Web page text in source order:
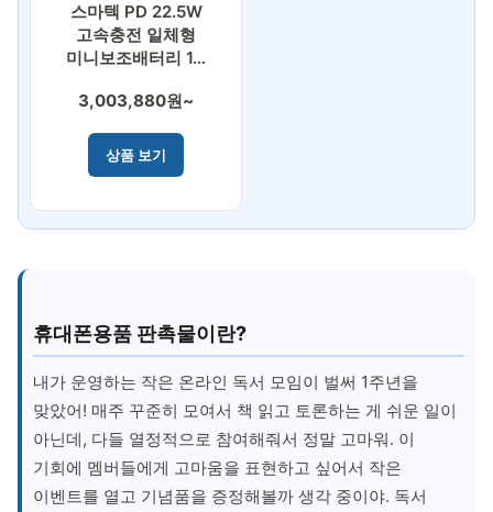
스마텍 PD 22.5W
고속충전 일체형
미니보조배터리 1…
3,003,880원~
상품 보기
휴대폰용품 판촉물이란?
내가 운영하는 작은 온라인 독서 모임이 벌써 1주년을
맞았어! 매주 꾸준히 모여서 책 읽고 토론하는 게 쉬운 일이
아닌데, 다들 열정적으로 참여해줘서 정말 고마워. 이
기회에 멤버들에게 고마움을 표현하고 싶어서 작은
이벤트를 열고 기념품을 증정해볼까 생각 중이야. 독서